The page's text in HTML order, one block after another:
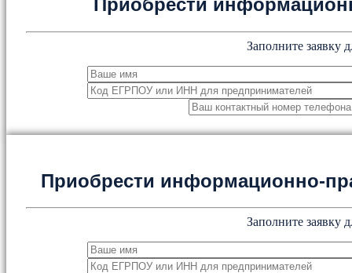
Заполните заявку
Приобрести информационно-
Заполните заявку